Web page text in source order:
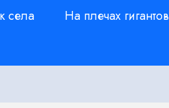
села
На плечах гигантов